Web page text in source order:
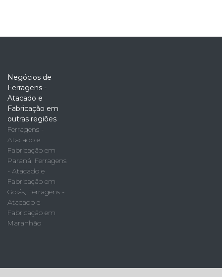
Negócios de
Ferragens -
Atacado e
Fabricação em
outras regiões
Ferragens -
Atacado e
Fabricação em
Paraná, Ferragens
- Atacado e
Fabricação em
Goiás, Ferragens -
Atacado e
Fabricação em
Maranhão